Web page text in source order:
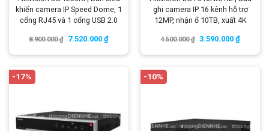
khiển camera IP Speed Dome, 1
cổng RJ45 và 1 cổng USB 2.0
8.900.000₫ 7.520.000 ₫
ghi camera IP 16 kênh hỗ trợ
12MP, nhận ổ 10TB, xuất 4K
4.500.000₫ 3.590.000 ₫
-17% -10%